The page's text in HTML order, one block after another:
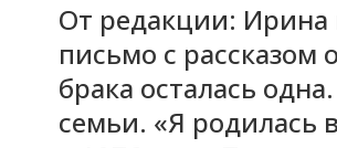
От редакции:
письмо с рассказом
брака осталась
семьи. «Я родилась